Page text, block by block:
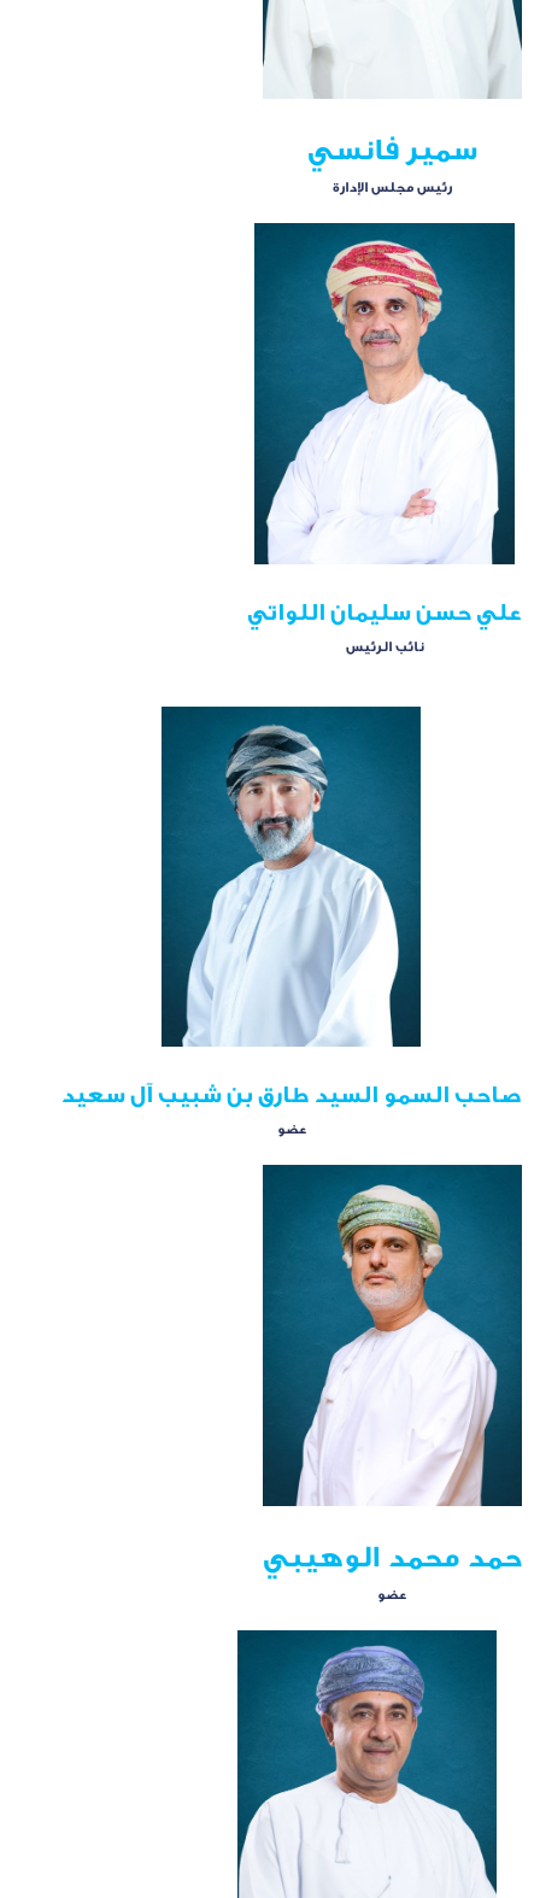
سمير فانسي
رئيس مجلس الإدارة
علي حسن سليمان اللواتي
نائب الرئيس
صاحب السمو السيد طارق بن شبيب آل سعيد
عضو
حمد محمد الوهيبي
عضو